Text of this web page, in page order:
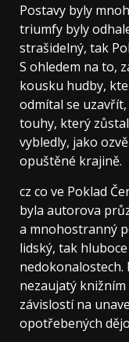
Postavy byly
triumfy byly
strašidelný, tak
S ohledem na to,
kousku hudby,
odmítal se
touhy, který
vybledly, jako
opuštěné krajině.
cz co ve Poklad
byla autorova
a mnohostranný
lidský, tak
nedokonalostech.
nezaujatý
závislostí na
opotřebených